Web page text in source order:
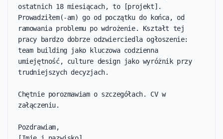
ostatnich 18 miesiącach, to [projekt].
Prowadziłem(-am) go od początku do końca, od
ramowania problemu po wdrożenie. Kształt tej
pracy bardzo dobrze odzwierciedla ogłoszenie:
team building jako kluczowa codzienna
umiejętność, culture design jako wyróżnik przy
trudniejszych decyzjach.
Chętnie porozmawiam o szczegółach. CV w
załączeniu.
Pozdrawiam,